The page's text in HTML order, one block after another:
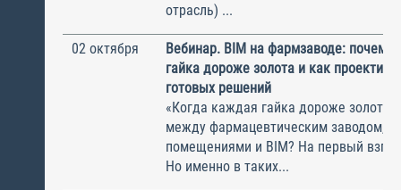
отрасль) ...
02 октября
Вебинар. BIM на фармзаводе: почему
гайка дороже золота и как
готовых решений
«Когда каждая гайка дороже
между фармацевтическим заводом,
помещениями и BIM? На первый
Но именно в таких...